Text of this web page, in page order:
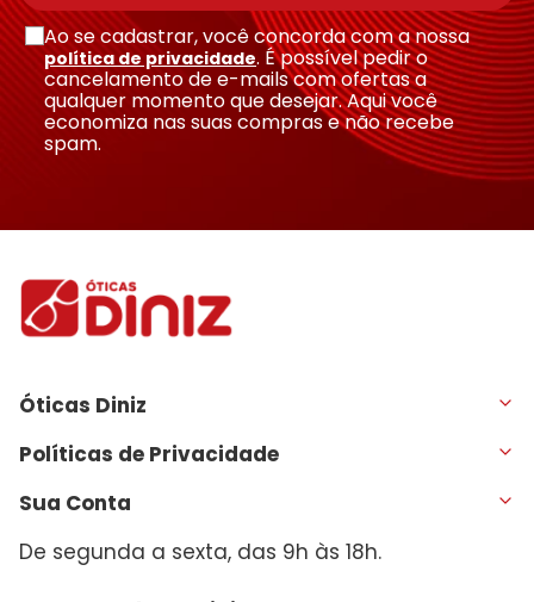
Enviar avaliação
Ao se cadastrar, você concorda com a nossa
política de privacidade. É possível pedir o
cancelamento de e-mails com ofertas a
qualquer momento que desejar. Aqui você
economiza nas suas compras e não recebe
spam.
Óticas Diniz
Políticas de Privacidade
Sua Conta
De segunda a sexta, das 9h às 18h.